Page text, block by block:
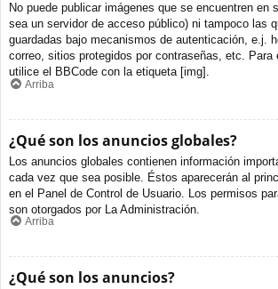
No puede publicar imágenes que se encuentren en
sea un servidor de acceso público) ni tampoco las
guardadas bajo mecanismos de autenticación, e.j.
correo, sitios protegidos por contraseñas, etc. Para
utilice el BBCode con la etiqueta [img].
Arriba
¿Qué son los anuncios globales?
Los anuncios globales contienen información
cada vez que sea posible. Éstos aparecerán al
en el Panel de Control de Usuario. Los permisos
son otorgados por La Administración.
Arriba
¿Qué son los anuncios?